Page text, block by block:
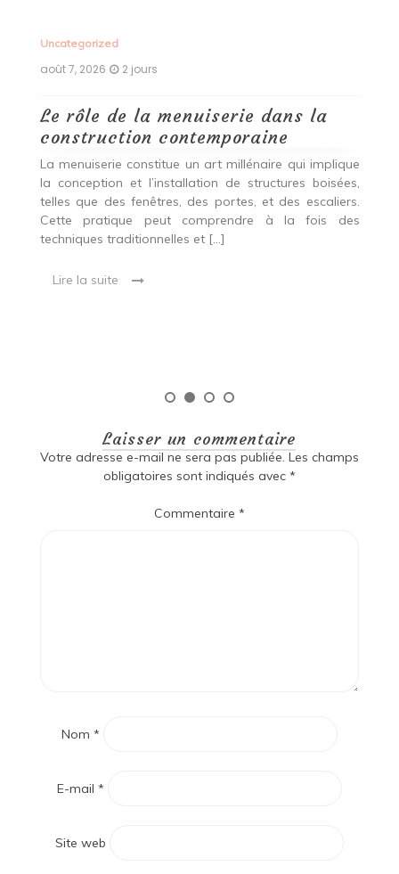
Uncategorized
août 7, 2026 2 jours
Le rôle de la menuiserie dans la
construction contemporaine
La menuiserie constitue un art millénaire qui implique
la conception et l’installation de structures boisées,
telles que des fenêtres, des portes, et des escaliers.
Cette pratique peut comprendre à la fois des
techniques traditionnelles et […]
Lire la suite
Laisser un commentaire
Votre adresse e-mail ne sera pas publiée. Les champs
obligatoires sont indiqués avec *
Commentaire *
Nom *
E-mail *
Site web